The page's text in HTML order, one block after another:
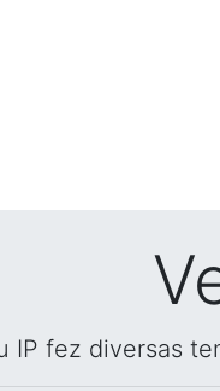
IP fez diversas